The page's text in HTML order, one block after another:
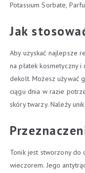
Potassium Sorbate,
Jak
Aby uzyskać najlepsze
na płatek kosmetyczny
dekolt. Możesz używać
ciągu dnia w razie
skóry twarzy. Należy
Tonik jest stworzony do
wieczorem. Jego